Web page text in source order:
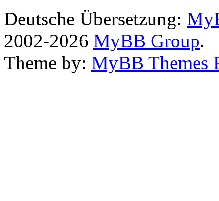
Deutsche Übersetzung:
2002-2026 MyBB Group.
Theme by: MyBB Themes